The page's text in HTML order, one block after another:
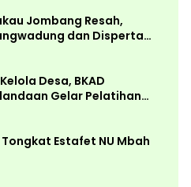
Jombang Resah,
dan Disperta
Desa, BKAD
Gelar Pelatihan
Estafet NU Mbah